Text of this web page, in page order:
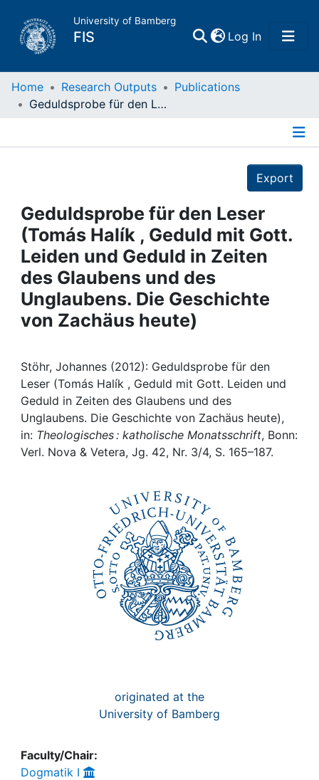
University of Bamberg
FIS Log In(current)
Home
Projects
People
Institutions
Awards
Help
Home Research Outputs
Publications
Geduldsprobe für den Leser (Tomás Halík , Geduld mit Gott. Leiden und Geduld in Zeiten des Glaubens und des Unglaubens. Die Geschichte von Zachäus heute)
Export
Geduldsprobe für den Leser
(Tomás Halík , Geduld mit Gott.
Leiden und Geduld in Zeiten
des Glaubens und des
Unglaubens. Die Geschichte
von Zachäus heute)
Stöhr, Johannes (2012): Geduldsprobe für den
Leser (Tomás Halík , Geduld mit Gott. Leiden und
Geduld in Zeiten des Glaubens und des
Unglaubens. Die Geschichte von Zachäus heute),
in: Theologisches : katholische Monatsschrift, Bonn:
Verl. Nova & Vetera, Jg. 42, Nr. 3/4, S. 165–187.
originated at the
University of Bamberg
Faculty/Chair:
Dogmatik I